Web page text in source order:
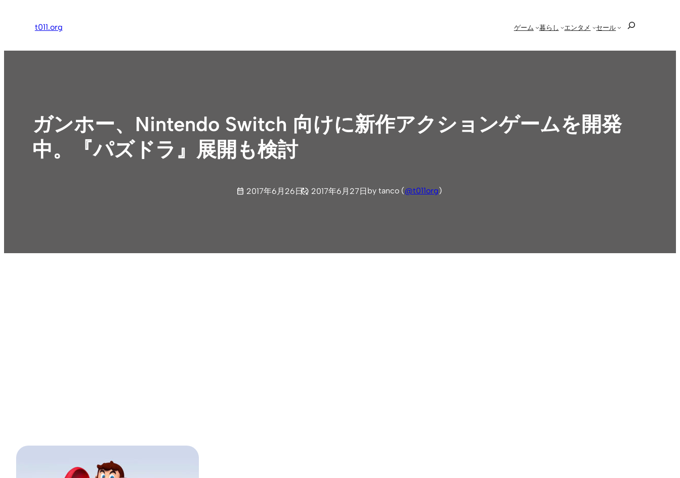
ス
t011.org ゲーム 暮らし エンタメ セール
ガンホー、Nintendo Switch 向けに新作アクションゲームを開発
中。『パズドラ』展開も検討
2017年6月26日 2017年6月27日 by tanco (@t011org)